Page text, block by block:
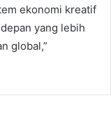
ekonomi kreatif
yang lebih
global,”